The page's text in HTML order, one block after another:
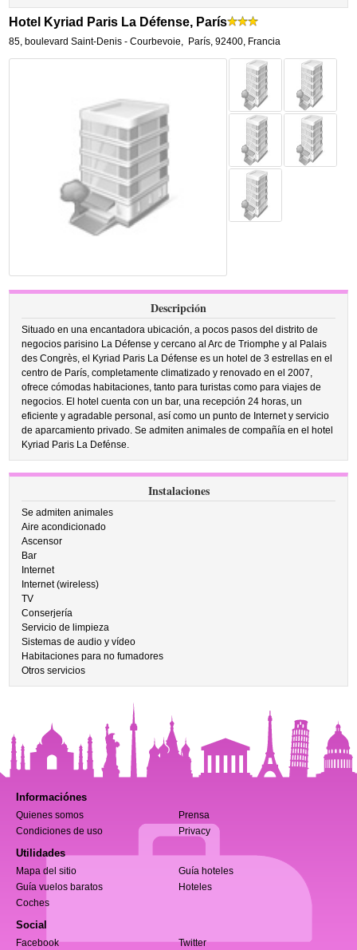
Hotel Kyriad Paris La Défense, París
85, boulevard Saint-Denis - Courbevoie, París,92400, Francia
Descripción
Situado en una encantadora ubicación, a pocos pasos del distrito de
negocios parisino La Défense y cercano al Arc de Triomphe y al Palais
des Congrès, el Kyriad Paris La Défense es un hotel de 3 estrellas en el
centro de París, completamente climatizado y renovado en el 2007,
ofrece cómodas habitaciones, tanto para turistas como para viajes de
negocios. El hotel cuenta con un bar, una recepción 24 horas, un
eficiente y agradable personal, así como un punto de Internet y servicio
de aparcamiento privado. Se admiten animales de compañía en el hotel
Kyriad Paris La Defénse.
Instalaciones
Se admiten animales
Aire acondicionado
Ascensor
Bar
Internet
Internet (wireless)
TV
Conserjería
Servicio de limpieza
Sistemas de audio y vídeo
Habitaciones para no fumadores
Otros servicios
Informaciónes
Quienes somos
Prensa
Condiciones de uso
Privacy
Utilidades
Mapa del sitio
Guía hoteles
Guía vuelos baratos
Hoteles
Coches
Social
Facebook Twitter